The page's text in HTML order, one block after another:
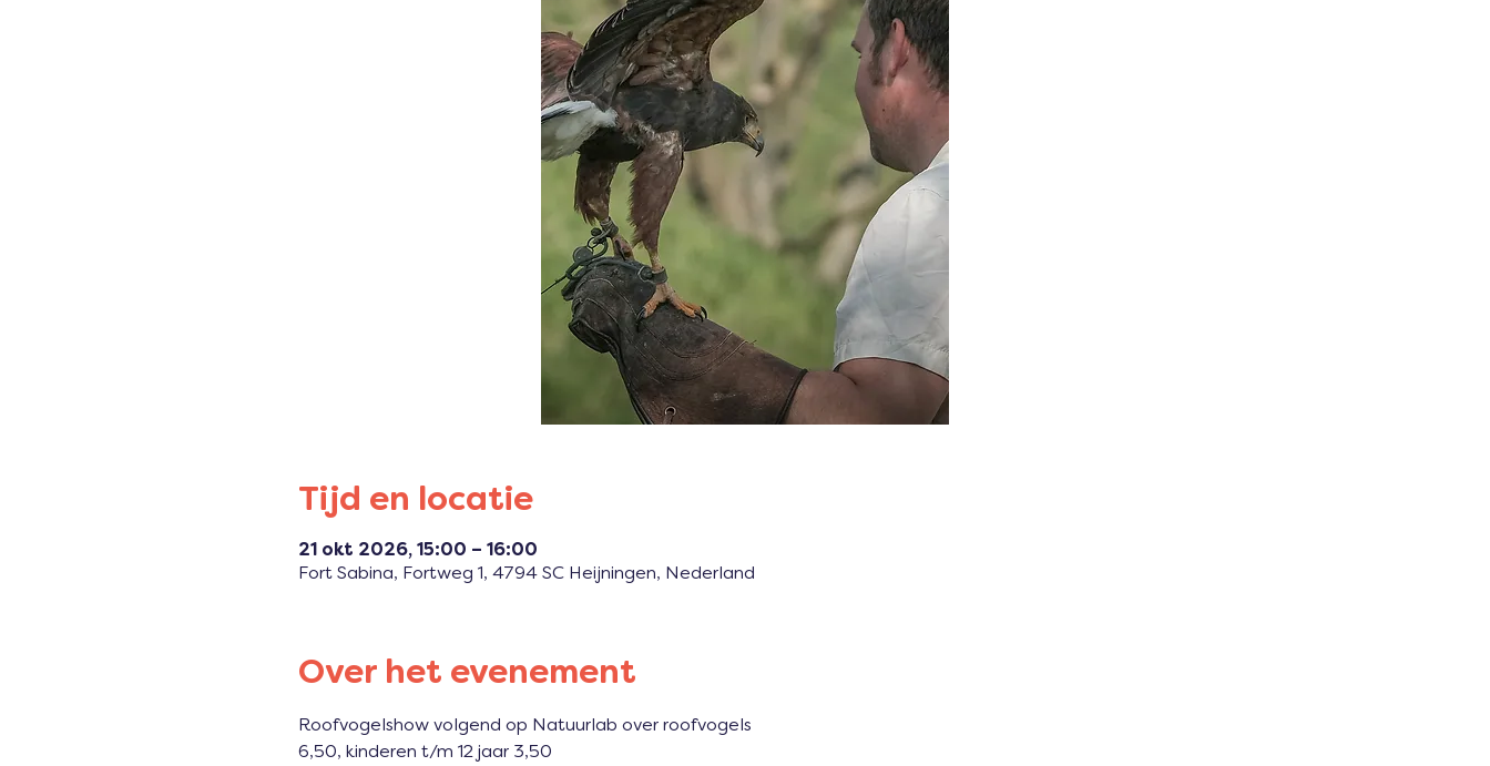
Tijd en locatie
21 okt 2026, 15:00 – 16:00
Fort Sabina, Fortweg 1, 4794 SC Heijningen, Nederland
Over het evenement
Roofvogelshow volgend op Natuurlab over roofvogels
6,50, kinderen t/m 12 jaar 3,50